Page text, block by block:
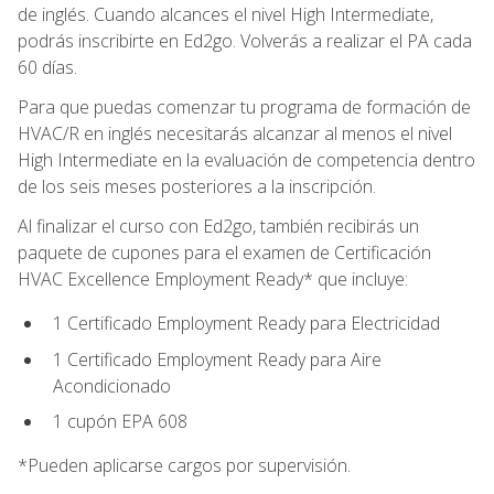
de inglés. Cuando alcances el nivel High Intermediate,
podrás inscribirte en Ed2go. Volverás a realizar el PA cada
60 días.
Para que puedas comenzar tu programa de formación de
HVAC/R en inglés necesitarás alcanzar al menos el nivel
High Intermediate en la evaluación de competencia dentro
de los seis meses posteriores a la inscripción.
Al finalizar el curso con Ed2go, también recibirás un
paquete de cupones para el examen de Certificación
HVAC Excellence Employment Ready* que incluye:
1 Certificado Employment Ready para Electricidad
1 Certificado Employment Ready para Aire
Acondicionado
1 cupón EPA 608
*Pueden aplicarse cargos por supervisión.